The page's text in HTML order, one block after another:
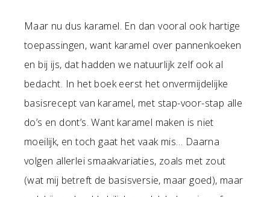
Maar nu dus karamel. En dan vooral ook hartige
toepassingen, want karamel over pannenkoeken
en bij ijs, dat hadden we natuurlijk zelf ook al
bedacht. In het boek eerst het onvermijdelijke
basisrecept van karamel, met stap-voor-stap alle
do’s en dont’s. Want karamel maken is niet
moeilijk, en toch gaat het vaak mis… Daarna
volgen allerlei smaakvariaties, zoals met zout
(wat mij betreft de basisversie, maar goed), maar